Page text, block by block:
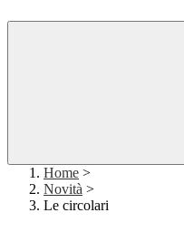
Home >
Novità >
Le circolari